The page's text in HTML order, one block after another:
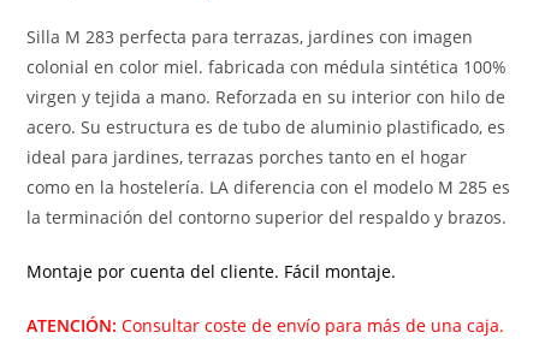
150,00 €. 122,00 €.
Silla M 283 perfecta para terrazas, jardines con imagen
colonial en color miel. fabricada con médula sintética 100%
virgen y tejida a mano. Reforzada en su interior con hilo de
acero. Su estructura es de tubo de aluminio plastificado, es
ideal para jardines, terrazas porches tanto en el hogar
como en la hostelería. LA diferencia con el modelo M 285 es
la terminación del contorno superior del respaldo y brazos.
Montaje por cuenta del cliente. Fácil montaje.
ATENCIÓN: Consultar coste de envío para más de una caja.